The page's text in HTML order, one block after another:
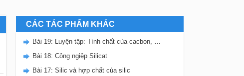
CÁC TÁC PHẨM KHÁC
Bài 19: Luyện tập: Tính chất của cacbon, silic và các hợp chất của chúng
Bài 18: Công ngiệp Silicat
Bài 17: Silic và hợp chất của silic